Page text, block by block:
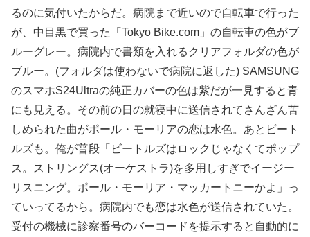
るのに気付いたからだ。病院まで近いので自転車で行った
が、中目黒で買った「Tokyo Bike.com」の自転車の色がブ
ルーグレー。病院内で書類を入れるクリアフォルダの色が
ブルー。(フォルダは使わないで病院に返した) SAMSUNG
のスマホS24Ultraの純正カバーの色は紫だが一見すると青
にも見える。その前の日の就寝中に送信されてさんざん苦
しめられた曲がポール・モーリアの恋は水色。あとビート
ルズも。俺が普段「ビートルズはロックじゃなくてポップ
ス。ストリングス(オーケストラ)を多用しすぎでイージー
リスニング。ポール・モーリア・マッカートニーかよ」っ
ていってるから。病院内でも恋は水色が送信されていた。
受付の機械に診察番号のバーコードを提示すると自動的に